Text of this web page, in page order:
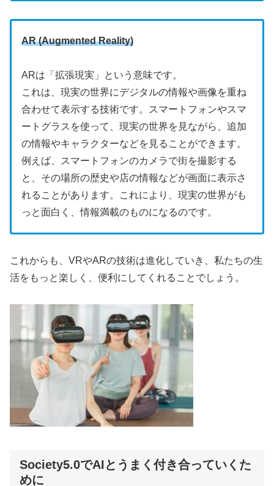
AR (Augmented Reality)
ARは「拡張現実」という意味です。
これは、現実の世界にデジタルの情報や画像を重ね
合わせて表示する技術です。スマートフォンやスマ
ートグラスを使って、現実の世界を見ながら、追加
の情報やキャラクターなどを見ることができます。
例えば、スマートフォンのカメラで街を撮影する
と、その場所の歴史や店の情報などが画面に表示さ
れることがあります。これにより、現実の世界がも
っと面白く、情報満載のものになるのです。
これからも、VRやARの技術は進化していき、私たちの生
活をもっと楽しく、便利にしてくれることでしょう。
Society5.0でAIとうまく付き合っていくた
めに